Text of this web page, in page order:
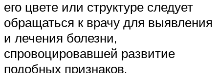
его цвете или структуре следует
обращаться к врачу для выявления
и лечения болезни,
спровоцировавшей развитие
подобных признаков.